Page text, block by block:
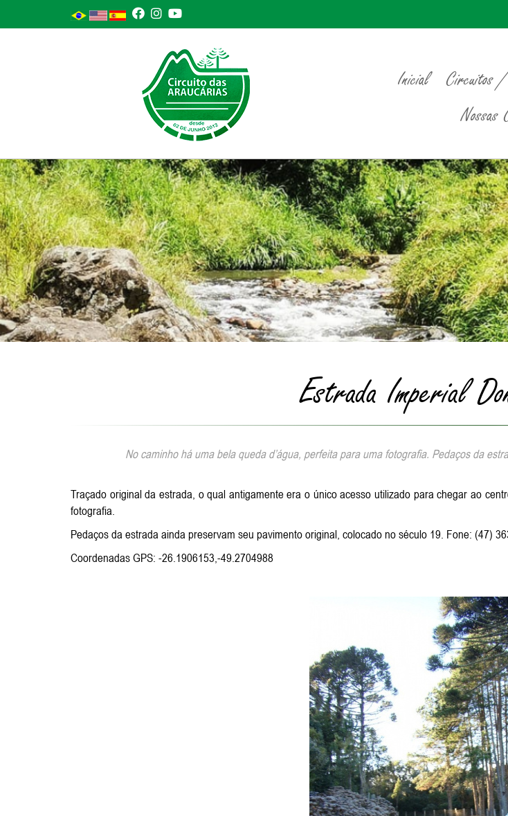
Inicial Circuitos
Nossas
Estrada Imperial
No caminho há uma bela queda d’água, perfeita para uma fotografia. Pedaços da
Traçado original da estrada, o qual antigamente era o único acesso utilizado para chegar ao
fotografia.
Pedaços da estrada ainda preservam seu pavimento original, colocado no século 19. Fone: (47)
Coordenadas GPS: -26.1906153,-49.2704988